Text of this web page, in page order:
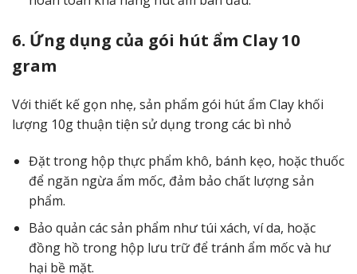
6. Ứng dụng của gói hút ẩm Clay 10
gram
Với thiết kế gọn nhẹ, sản phẩm gói hút ẩm Clay khối
lượng 10g thuận tiện sử dụng trong các bì nhỏ
Đặt trong hộp thực phẩm khô, bánh kẹo, hoặc thuốc
để ngăn ngừa ẩm mốc, đảm bảo chất lượng sản
phẩm.
Bảo quản các sản phẩm như túi xách, ví da, hoặc
đồng hồ trong hộp lưu trữ để tránh ẩm mốc và hư
hại bề mặt.